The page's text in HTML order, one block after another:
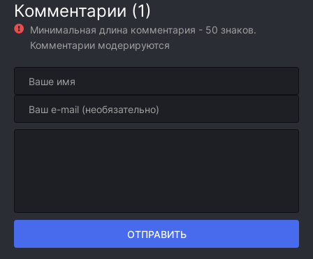
Комментарии (1)
Минимальная длина комментария - 50 знаков.
Комментарии модерируются
ОТПРАВИТЬ